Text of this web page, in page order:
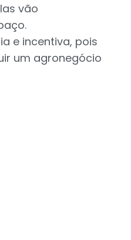
vão
e incentiva, pois
um agronegócio